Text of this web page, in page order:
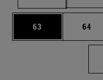
Página
63 64